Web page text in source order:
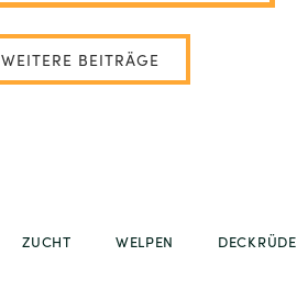
WEITERE BEITRÄGE
ZUCHT WELPEN DECKRÜDE